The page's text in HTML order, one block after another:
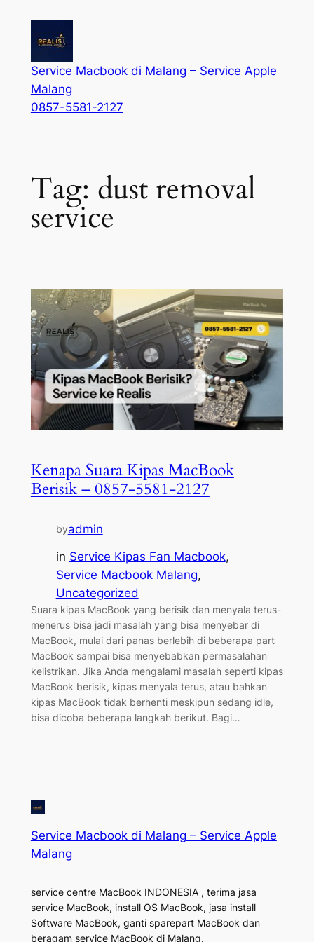
Service Macbook di Malang – Service Apple
Malang
0857-5581-2127
Tag: dust removal
service
Kenapa Suara Kipas MacBook
Berisik – 0857-5581-2127
byadmin
in Service Kipas Fan Macbook
Service Macbook Malang
Uncategorized
Suara kipas MacBook yang berisik dan menyala terus-
menerus bisa jadi masalah yang bisa menyebar di
MacBook, mulai dari panas berlebih di beberapa part
MacBook sampai bisa menyebabkan permasalahan
kelistrikan. Jika Anda mengalami masalah seperti kipas
MacBook berisik, kipas menyala terus, atau bahkan
kipas MacBook tidak berhenti meskipun sedang idle,
bisa dicoba beberapa langkah berikut. Bagi…
Service Macbook di Malang – Service Apple
Malang
service centre MacBook INDONESIA , terima jasa
service MacBook, install OS MacBook, jasa install
Software MacBook, ganti sparepart MacBook dan
beragam service MacBook di Malang.